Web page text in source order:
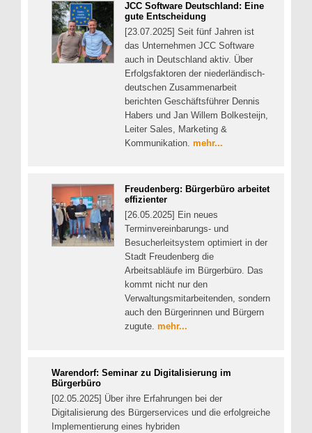
JCC Software Deutschland: Eine
gute Entscheidung
[23.07.2025] Seit fünf Jahren ist
das Unternehmen JCC Software
auch in Deutschland aktiv. Über
Erfolgsfaktoren der niederländisch-
deutschen Zusammenarbeit
berichten Geschäftsführer Dennis
Habers und Jan Willem Bolkesteijn,
Leiter Sales, Marketing &
Kommunikation. mehr...
Freudenberg: Bürgerbüro arbeitet
effizienter
[26.05.2025] Ein neues
Terminvereinbarungs- und
Besucherleitsystem optimiert in der
Stadt Freudenberg die
Arbeitsabläufe im Bürgerbüro. Das
kommt nicht nur den
Verwaltungsmitarbeitenden, sondern
auch den Bürgerinnen und Bürgern
zugute. mehr...
Warendorf: Seminar zu Digitalisierung im
Bürgerbüro
[02.05.2025] Über ihre Erfahrungen bei der
Digitalisierung des Bürgerservices und die erfolgreiche
Implementierung eines hybriden